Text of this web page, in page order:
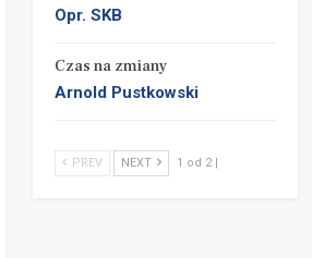
Opr. SKB
Czas na zmiany
Arnold Pustkowski
PREV NEXT 1 od 2 |